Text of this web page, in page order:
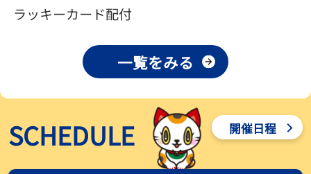
【ボートレース】荒木颯斗が地元唯一の優出！３号艇でデビュー初
Ｖ狙う「自分の好きな感じになっている」～とこなめルーキーＳ
【ボートレース】訓練中の大けが乗り越えデビューした宮崎心之介
が初Ｖ王手「１枠なら負けないと思います」～とこなめルーキーＳ
2026年08月03日
【常滑ボート・ルーキーＳ】津田陸翔はリング交換で気配一変「初
優勝目指して頑張ります」
ラッキーカード配付
一覧をみる
SCHEDULE 開催日程